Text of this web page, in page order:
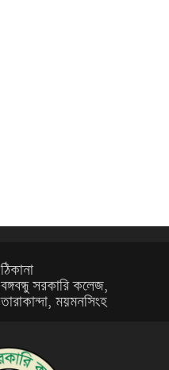
ঠিকানা
বঙ্গবন্ধু সরকারি কলেজ,
তারাকান্দা, ময়মনসিংহ